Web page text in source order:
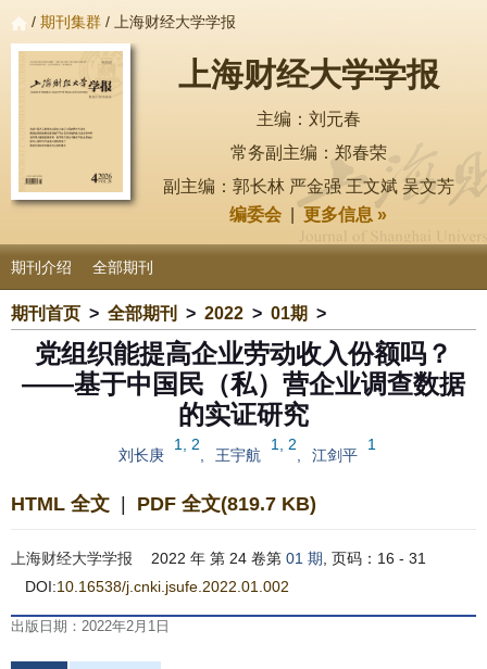
/ 期刊集群 / 上海财经大学学报
上海财经大学学报
主编：刘元春
常务副主编：郑春荣
副主编：郭长林 严金强 王文斌 吴文芳
编委会 |更多信息 »
期刊介绍 全部期刊
期刊首页 > 全部期刊 > 2022 > 01期 >
党组织能提高企业劳动收入份额吗？
——基于中国民（私）营企业调查数据
的实证研究
刘长庚
1, 2
王宇航
1, 2
江剑平
1
HTML 全文 PDF 全文(819.7 KB)
上海财经大学学报 2022 年 第 24 卷第 01 期 , 页码：16 - 31
DOI:10.16538/j.cnki.jsufe.2022.01.002
出版日期：2022年2月1日